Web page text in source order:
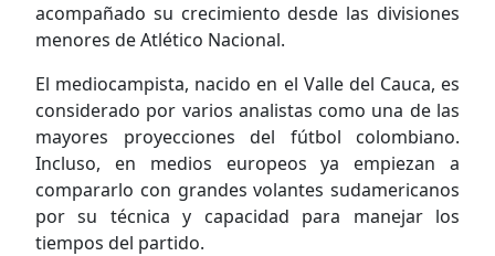
acompañado su crecimiento desde las divisiones
menores de Atlético Nacional.
El mediocampista, nacido en el Valle del Cauca, es
considerado por varios analistas como una de las
mayores proyecciones del fútbol colombiano.
Incluso, en medios europeos ya empiezan a
compararlo con grandes volantes sudamericanos
por su técnica y capacidad para manejar los
tiempos del partido.